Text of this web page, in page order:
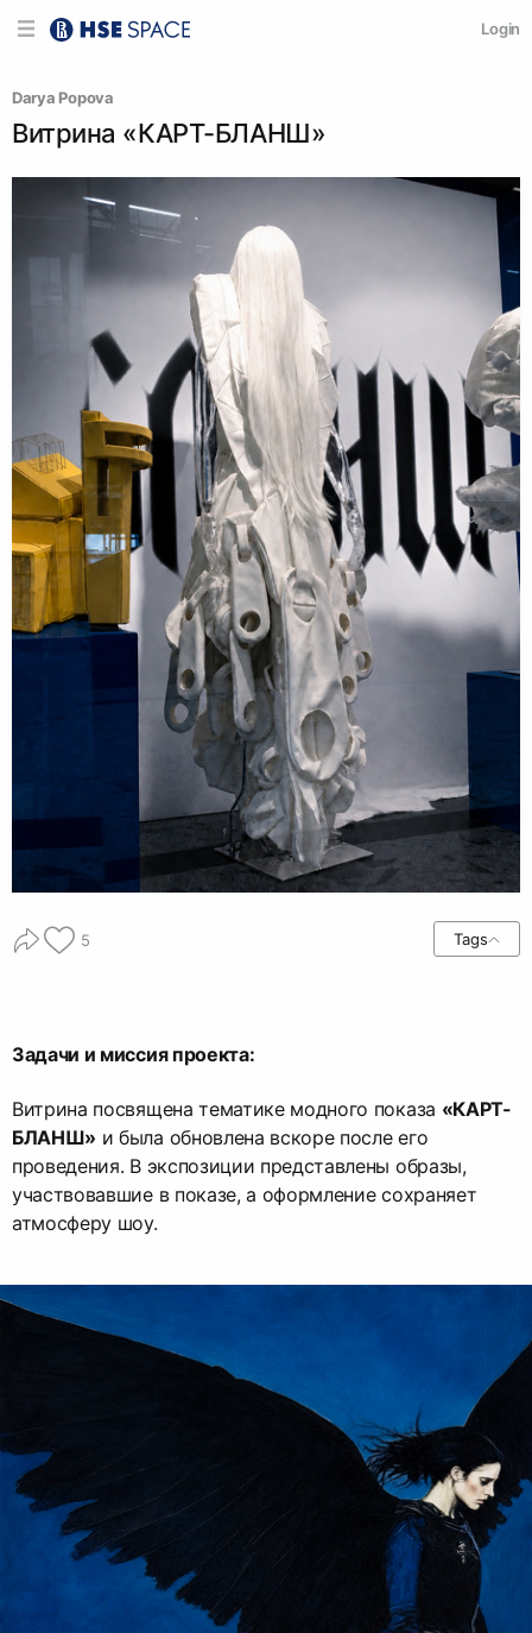
Login
Darya Popova
Витрина «КАРТ-БЛАНШ»
5 Tags
Задачи и миссия проекта:
Витрина посвящена тематике модного показа «КАРТ-
БЛАНШ» и была обновлена вскоре после его
проведения. В экспозиции представлены образы,
участвовавшие в показе, а оформление сохраняет
атмосферу шоу.